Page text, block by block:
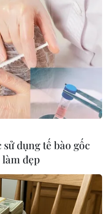
dụng tế bào gốc
đẹp